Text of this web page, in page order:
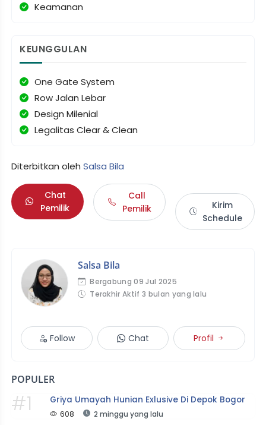
Keamanan
KEUNGGULAN
One Gate System
Row Jalan Lebar
Design Milenial
Legalitas Clear & Clean
Diterbitkan olehSalsa Bila
Chat
Pemilik
Call
Pemilik
Kirim
Schedule
Salsa Bila
Bergabung 09 Jul 2025
Terakhir Aktif 3 bulan yang lalu
Follow Chat Profil
POPULER
#1 Griya Umayah Hunian Exlusive Di Depok Bogor
608 2 minggu yang lalu